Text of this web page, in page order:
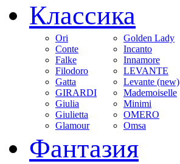
Классика
Ori
Conte
Falke
Filodoro
Gatta
GIRARDI
Giulia
Giulietta
Glamour
Golden Lady
Incanto
Innamore
LEVANTE
Levante (new)
Mademoiselle
Minimi
OMERO
Omsa
Фантазия